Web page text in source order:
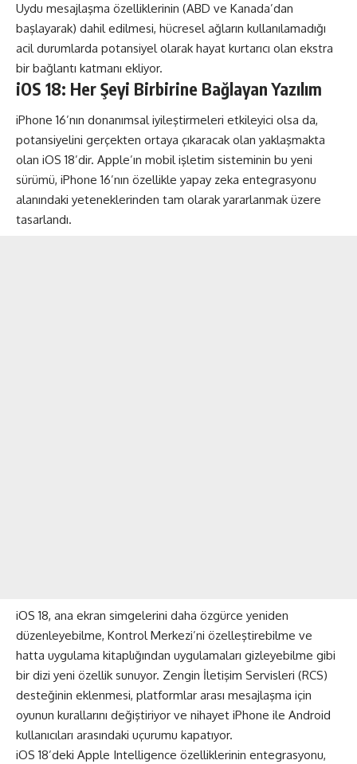
Uydu mesajlaşma özelliklerinin (ABD ve Kanada’dan
başlayarak) dahil edilmesi, hücresel ağların kullanılamadığı
acil durumlarda potansiyel olarak hayat kurtarıcı olan ekstra
bir bağlantı katmanı ekliyor.
iOS 18: Her Şeyi Birbirine Bağlayan Yazılım
iPhone 16’nın donanımsal iyileştirmeleri etkileyici olsa da,
potansiyelini gerçekten ortaya çıkaracak olan yaklaşmakta
olan iOS 18’dir. Apple’ın mobil işletim sisteminin bu yeni
sürümü, iPhone 16’nın özellikle yapay zeka entegrasyonu
alanındaki yeteneklerinden tam olarak yararlanmak üzere
tasarlandı.
iOS 18, ana ekran simgelerini daha özgürce yeniden
düzenleyebilme, Kontrol Merkezi’ni özelleştirebilme ve
hatta uygulama kitaplığından uygulamaları gizleyebilme gibi
bir dizi yeni özellik sunuyor. Zengin İletişim Servisleri (RCS)
desteğinin eklenmesi, platformlar arası mesajlaşma için
oyunun kurallarını değiştiriyor ve nihayet iPhone ile Android
kullanıcıları arasındaki uçurumu kapatıyor.
iOS 18’deki Apple Intelligence özelliklerinin entegrasyonu,